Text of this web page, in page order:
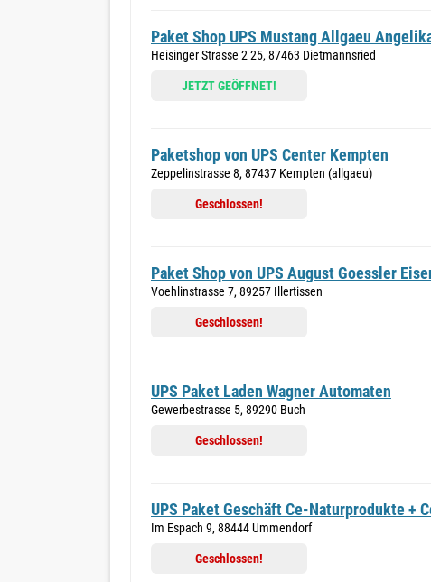
Paket Shop UPS Mustang Allgaeu
Heisinger Strasse 2 25, 87463 Dietmannsried
JETZT GEÖFFNET!
Paketshop von UPS Center Kempten
Zeppelinstrasse 8, 87437 Kempten (allgaeu)
Geschlossen!
Paket Shop von UPS August Goessler
Voehlinstrasse 7, 89257 Illertissen
Geschlossen!
UPS Paket Laden Wagner Automaten
Gewerbestrasse 5, 89290 Buch
Geschlossen!
UPS Paket Geschäft Ce-Naturprodukte +
Im Espach 9, 88444 Ummendorf
Geschlossen!